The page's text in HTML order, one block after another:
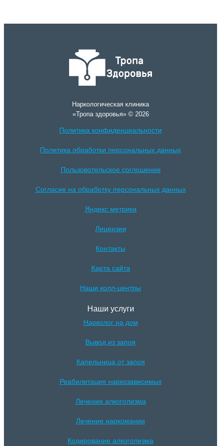
Наркологическая клиника
«Тропа здоровья» © 2026
Политика конфиденциальности
Политика обработки персональных данных
Пользовотельское соглошение
Согласие на обработку персональных данных
Яндекс метрика
Лицензии
Контакты
Карта сайта
Наши колл-центры
Наши услуги
Нарколог на дом
Вывод из запоя
Капельница от запоя
Реабилитация наркозависимых
Лечение алкоголизма
Лечение наркомании
Кодирование алкоголизма